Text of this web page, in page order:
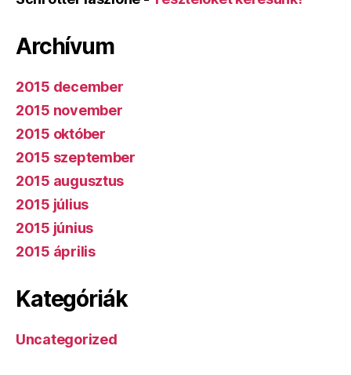
Archívum
2015 december
2015 november
2015 október
2015 szeptember
2015 augusztus
2015 július
2015 június
2015 április
Kategóriák
Uncategorized